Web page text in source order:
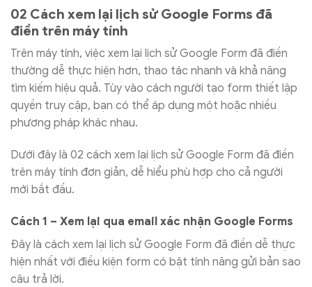
02 Cách xem lại lịch sử Google Forms đã
điền trên máy tính
Trên máy tính, việc xem lại lịch sử Google Form đã điền
thường dễ thực hiện hơn, thao tác nhanh và khả năng
tìm kiếm hiệu quả. Tùy vào cách người tạo form thiết lập
quyền truy cập, bạn có thể áp dụng một hoặc nhiều
phương pháp khác nhau.
Dưới đây là 02 cách xem lại lịch sử Google Form đã điền
trên máy tính đơn giản, dễ hiểu phù hợp cho cả người
mới bắt đầu.
Cách 1 – Xem lại qua email xác nhận Google Forms
Đây là cách xem lại lịch sử Google Form đã điền dễ thực
hiện nhất với điều kiện form có bật tính năng gửi bản sao
câu trả lời.